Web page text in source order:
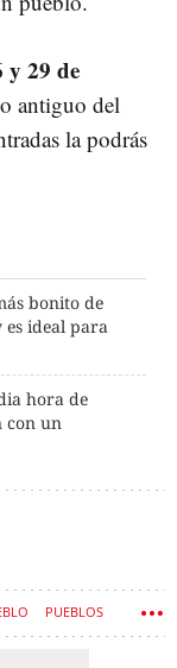
y 29 de
antiguo del
la podrás
bonito de
es ideal para
hora de
con un
PUEBLOS